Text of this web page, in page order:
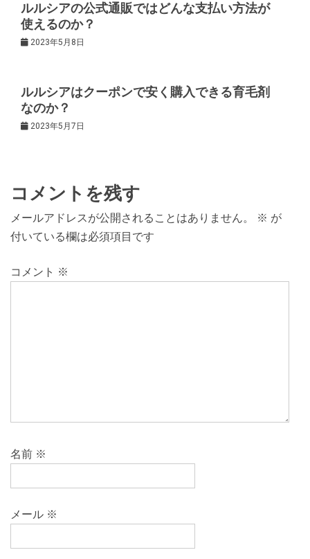
ン
ルルシアの公式通販ではどんな支払い方法が
使えるのか？
2023年5月8日
ルルシアはクーポンで安く購入できる育毛剤
なのか？
2023年5月7日
コメントを残す
メールアドレスが公開されることはありません。 ※ が
付いている欄は必須項目です
コメント ※
名前 ※
メール ※